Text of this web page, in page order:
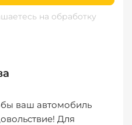
на обработку
ваш автомобиль
Для